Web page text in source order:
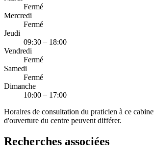
Fermé
Mercredi
Fermé
Jeudi
09:30 – 18:00
Vendredi
Fermé
Samedi
Fermé
Dimanche
10:00 – 17:00
Horaires de consultation du praticien à ce
d'ouverture du centre peuvent différer.
Recherches associées